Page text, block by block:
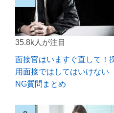
35.8k人が注目
面接官はいますぐ直して！
用面接ではしてはいけない
NG質問まとめ